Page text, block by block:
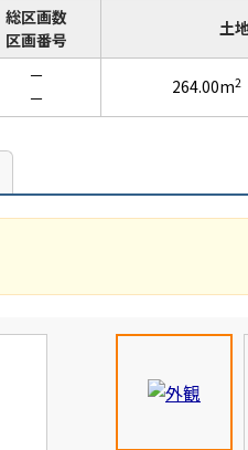
総区画数
区画番号
土
－
－
264.00m2